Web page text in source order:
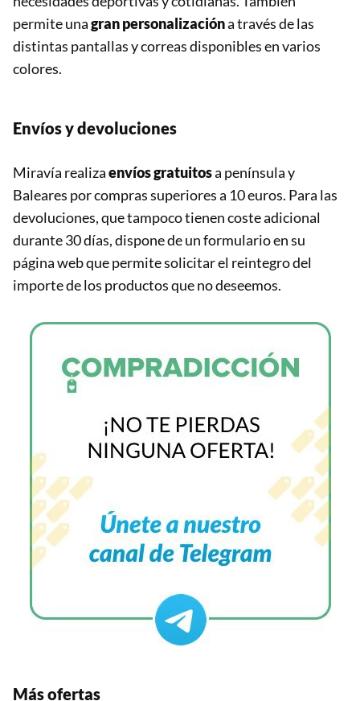
permite unagran personalizacióna través de las
distintas pantallas y correas disponibles en varios
colores.
Envíos y devoluciones
Miravía realizaenvíos gratuitosa península y
Baleares por compras superiores a 10 euros. Para las
devoluciones, que tampoco tienen coste adicional
durante 30 días, dispone de un formulario en su
página web que permite solicitar el reintegro del
importe de los productos que no deseemos.
Más ofertas